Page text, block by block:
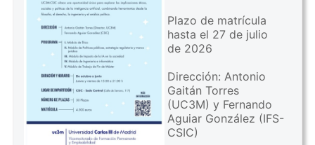
Plazo de matrícula
hasta el 27 de julio
de 2026
Dirección: Antonio
Gaitán Torres
(UC3M) y Fernando
Aguiar González (IFS-
CSIC)